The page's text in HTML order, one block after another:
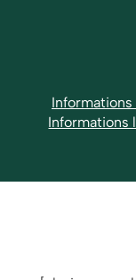
Informations